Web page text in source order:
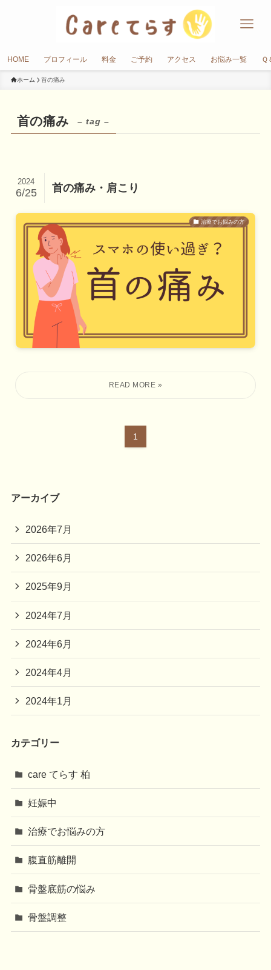
HOME プロフィール 料金 ご予約 アクセス お悩み一覧 Ｑ
ホーム 首の痛み
首の痛み – tag –
首の痛み・肩こり
2024
6/25
治療でお悩みの方
1
アーカイブ
2026年7月
2026年6月
2025年9月
2024年7月
2024年6月
2024年4月
2024年1月
カテゴリー
care てらす 柏
妊娠中
治療でお悩みの方
腹直筋離開
骨盤底筋の悩み
骨盤調整